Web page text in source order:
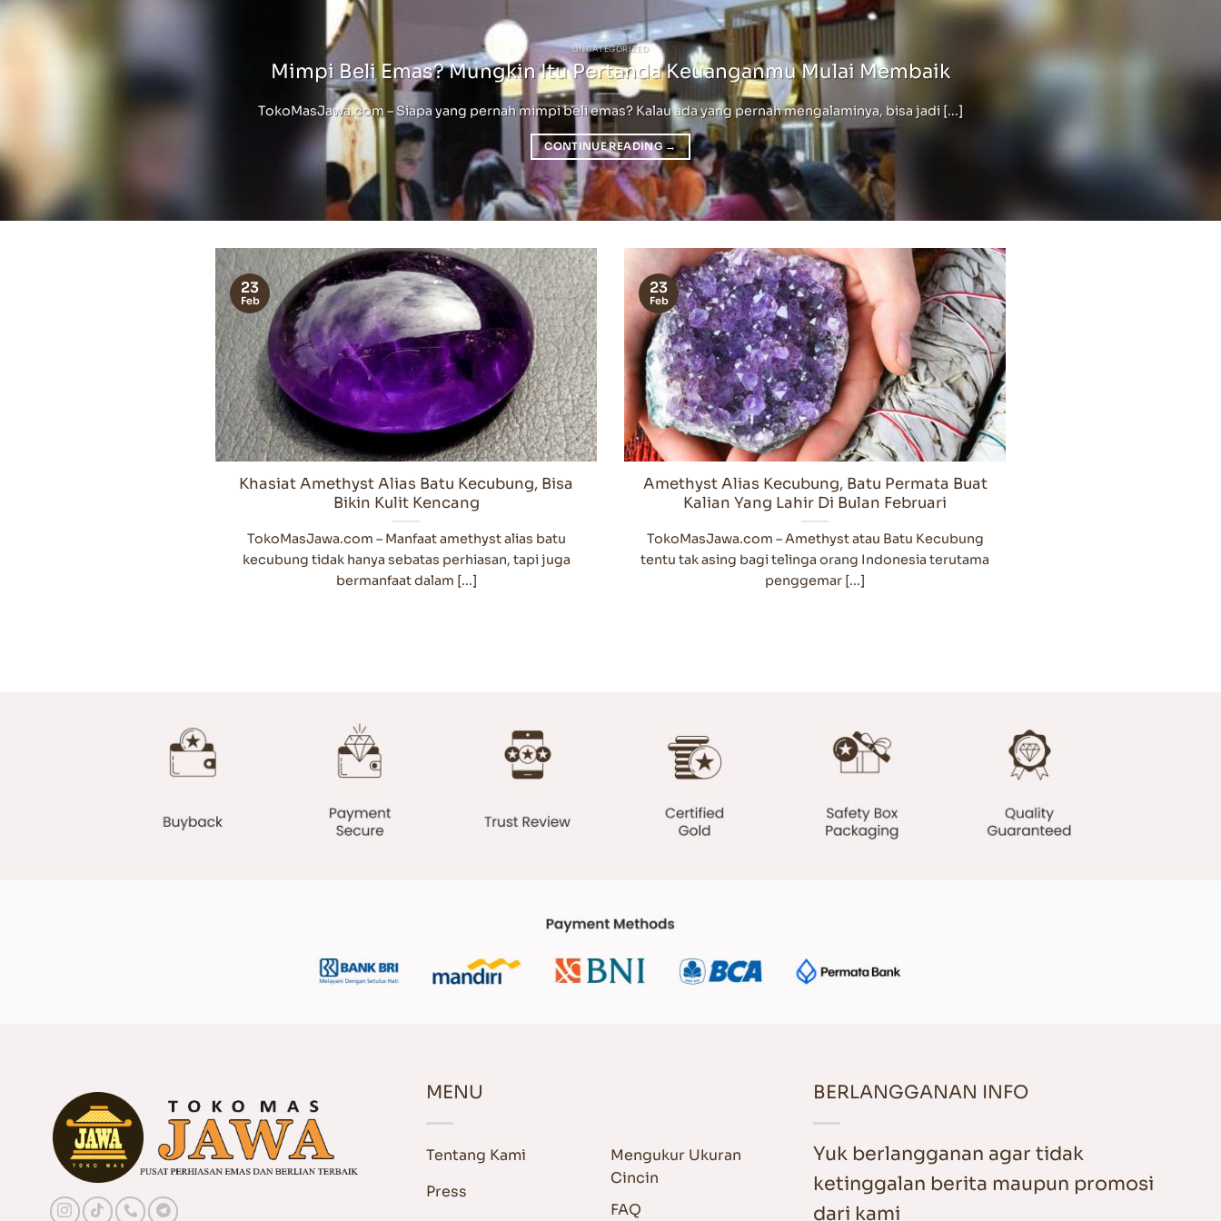
UNCATEGORIZED
Mimpi Beli Emas? Mungkin Itu Pertanda Keuanganmu Mulai Membaik
TokoMasJawa.com – Siapa yang pernah mimpi beli emas? Kalau ada yang pernah mengalaminya, bisa jadi [...]
CONTINUE READING→
Khasiat Amethyst Alias Batu Kecubung, Bisa
Bikin Kulit Kencang
TokoMasJawa.com – Manfaat amethyst alias batu
kecubung tidak hanya sebatas perhiasan, tapi juga
bermanfaat dalam [...]
23
Feb
Amethyst Alias Kecubung, Batu Permata Buat
Kalian Yang Lahir Di Bulan Februari
TokoMasJawa.com – Amethyst atau Batu Kecubung
tentu tak asing bagi telinga orang Indonesia terutama
penggemar [...]
23
Feb
MENU
Tentang Kami
Press
Mengukur Ukuran
Cincin
FAQ
BERLANGGANAN INFO
Yuk berlangganan agar tidak
ketinggalan berita maupun promosi
dari kami